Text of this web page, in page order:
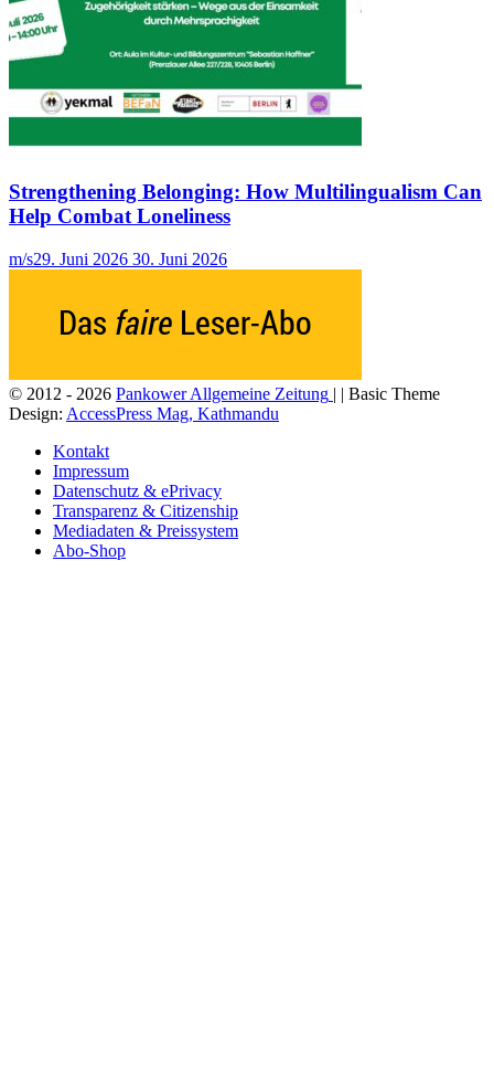
Strengthening Belonging: How Multilingualism Can
Help Combat Loneliness
m/s29. Juni 2026 30. Juni 2026
© 2012 - 2026 Pankower Allgemeine Zeitung | | Basic Theme
Design: AccessPress Mag, Kathmandu
Kontakt
Impressum
Datenschutz & ePrivacy
Transparenz & Citizenship
Mediadaten & Preissystem
Abo-Shop